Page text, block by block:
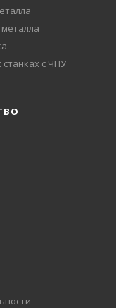
с ЧПУ